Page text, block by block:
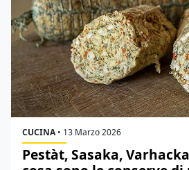
CUCINA• 13 Marzo 2026
Pestàt, Sasaka,